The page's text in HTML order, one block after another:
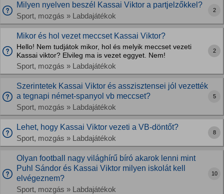
Milyen nyelven beszél Kassai Viktor a partjelzőkkel?
Sport, mozgás » Labdajátékok
2
Mikor és hol vezet meccset Kassai Viktor?
Hello! Nem tudjátok mikor, hol és melyik meccset vezeti
Kassai viktor? Elvileg ma is vezet eggyet. Nem!
Sport, mozgás » Labdajátékok
2
Szerintetek Kassai Viktor és asszisztensei jól vezették
a tegnapi német-spanyol vb meccset?
Sport, mozgás » Labdajátékok
5
Lehet, hogy Kassai Viktor vezeti a VB-döntőt?
Sport, mozgás » Labdajátékok
8
Olyan football nagy világhírű bíró akarok lenni mint
Puhl Sándor és Kassai Viktor milyen iskolát kell
elvégeznem?
Sport, mozgás » Labdajátékok
10